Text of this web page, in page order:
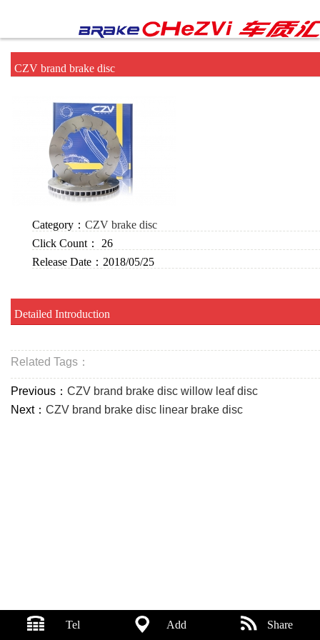
CZV brand brake disc
Category： CZV brake disc
Click Count：
26
Release Date： 2018/05/25
Detailed Introduction
Related Tags：
Previous： CZV brand brake disc willow leaf disc
Next： CZV brand brake disc linear brake disc
Tel Add Share